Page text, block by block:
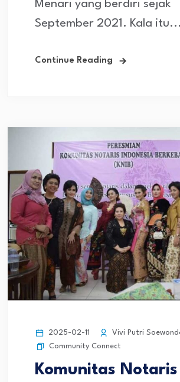
Menari yang berdiri sejak
September 2021. Kala itu...
Continue Reading
2025-02-11
Vivi Putri
Community Connect
Komunitas